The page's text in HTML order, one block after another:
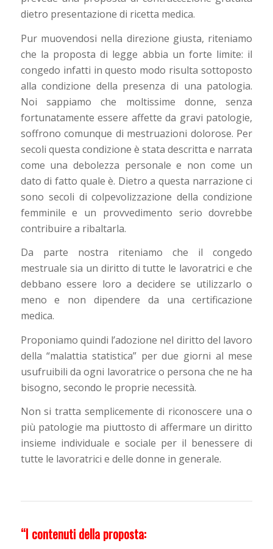
dietro presentazione di ricetta medica.
Pur muovendosi nella direzione giusta, riteniamo
che la proposta di legge abbia un forte limite: il
congedo infatti in questo modo risulta sottoposto
alla condizione della presenza di una patologia.
Noi sappiamo che moltissime donne, senza
fortunatamente essere affette da gravi patologie,
soffrono comunque di mestruazioni dolorose. Per
secoli questa condizione è stata descritta e narrata
come una debolezza personale e non come un
dato di fatto quale è. Dietro a questa narrazione ci
sono secoli di colpevolizzazione della condizione
femminile e un provvedimento serio dovrebbe
contribuire a ribaltarla.
Da parte nostra riteniamo che il congedo
mestruale sia un diritto di tutte le lavoratrici e che
debbano essere loro a decidere se utilizzarlo o
meno e non dipendere da una certificazione
medica.
Proponiamo quindi l’adozione nel diritto del lavoro
della “malattia statistica” per due giorni al mese
usufruibili da ogni lavoratrice o persona che ne ha
bisogno, secondo le proprie necessità.
Non si tratta semplicemente di riconoscere una o
più patologie ma piuttosto di affermare un diritto
insieme individuale e sociale per il benessere di
tutte le lavoratrici e delle donne in generale.
“I contenuti della proposta: